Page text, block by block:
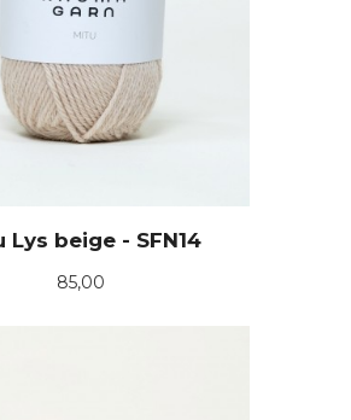
Lys beige - SFN14
Pris
85,00